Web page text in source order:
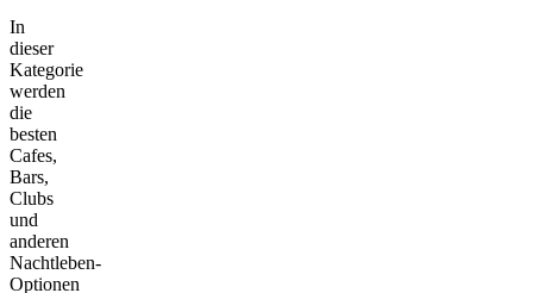
In
dieser
Kategorie
werden
die
besten
Cafes,
Bars,
Clubs
und
anderen
Nachtleben-
Optionen